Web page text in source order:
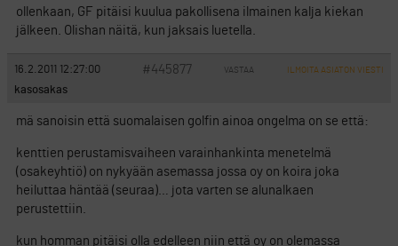
ollenkaan, GF pitäisi kuulua pakollisena ilmainen kalja kiekan
jälkeen. Olishan näitä, kun jaksais luetella.
16.2.2011 12:27:00 #445877 VASTAA ILMOITA ASIATON VIESTI
kasosakas
mä sanoisin että suomalaisen golfin ainoa ongelma on se että:
kenttien perustamisvaiheen varainhankinta menetelmä
(osakeyhtiö) on nykyään asemassa jossa oy on koira joka
heiluttaa häntää (seuraa)… jota varten se alunalkaen
perustettiin.
kun homman pitäisi olla edelleen niin että oy on olemassa